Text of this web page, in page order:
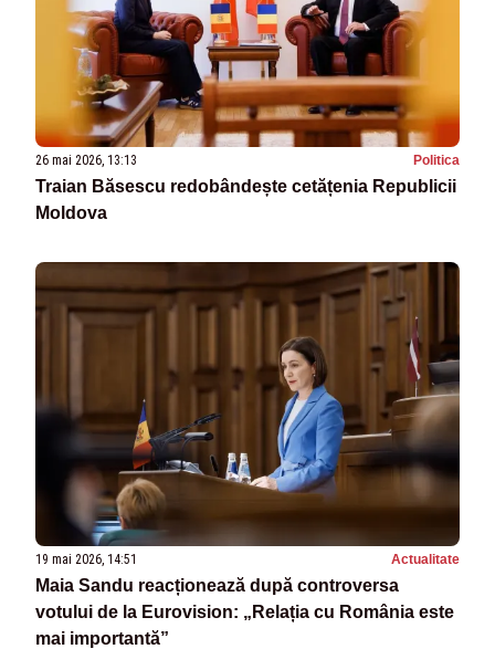
26 mai 2026, 13:13 Politica
Traian Băsescu redobândește cetățenia Republicii
Moldova
19 mai 2026, 14:51 Actualitate
Maia Sandu reacționează după controversa
votului de la Eurovision: „Relația cu România este
mai importantă”